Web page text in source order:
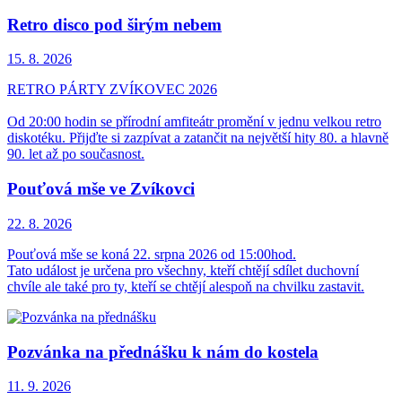
Retro disco pod širým nebem
15. 8. 2026
RETRO PÁRTY ZVÍKOVEC 2026
Od 20:00 hodin se přírodní amfiteátr promění v jednu velkou retro
diskotéku. Přijďte si zazpívat a zatančit na největší hity 80. a hlavně
90. let až po současnost.
Pouťová mše ve Zvíkovci
22. 8. 2026
Pouťová mše se koná 22. srpna 2026 od 15:00hod.
Tato událost je určena pro všechny, kteří chtějí sdílet duchovní
chvíle ale také pro ty, kteří se chtějí alespoň na chvilku zastavit.
Pozvánka na přednášku k nám do kostela
11. 9. 2026